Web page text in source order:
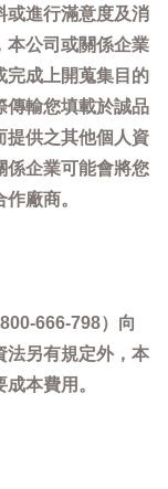
或進行滿意度及消
本公司或關係企業
完成上開蒐集目的
傳輸您填載於誠品
提供之其他個人資
係企業可能會將您
廠商。
666-798）向
法另有規定外，本
本費用。